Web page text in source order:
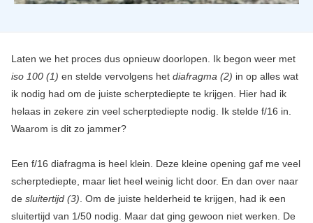
Laten we het proces dus opnieuw doorlopen. Ik begon weer met
iso 100 (1) en stelde vervolgens het diafragma (2) in op alles wat
ik nodig had om de juiste scherptediepte te krijgen. Hier had ik
helaas in zekere zin veel scherptediepte nodig. Ik stelde f/16 in.
Waarom is dit zo jammer?
Een f/16 diafragma is heel klein. Deze kleine opening gaf me veel
scherptediepte, maar liet heel weinig licht door. En dan over naar
de sluitertijd (3) . Om de juiste helderheid te krijgen, had ik een
sluitertijd van 1/50 nodig. Maar dat ging gewoon niet werken. De